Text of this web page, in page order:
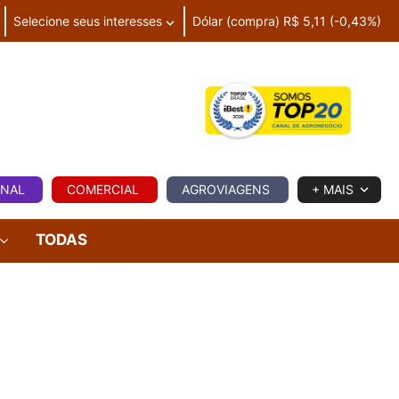
Selecione seus interesses Dólar (compra) R$ 5,11 (-0,43%)
COMERCIAL AGROVIAGENS + MAIS
TODAS